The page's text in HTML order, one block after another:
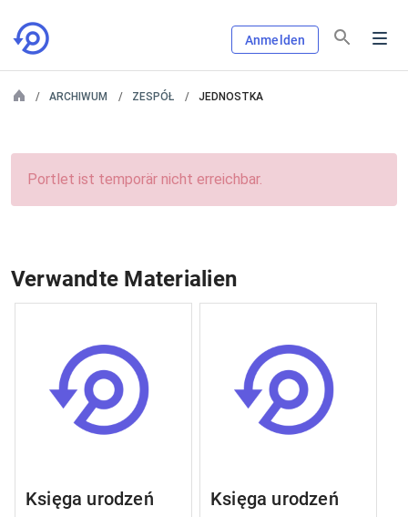
Anmelden
ARCHIWUM ZESPÓŁ JEDNOSTKA
Portlet ist temporär nicht erreichbar.
Verwandte Materialien
Księga urodzeń Księga urodzeń